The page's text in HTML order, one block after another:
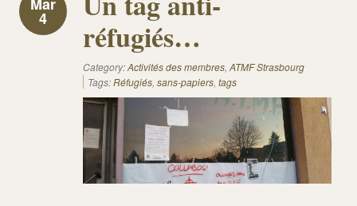
Mar
4
réfugiés…
Category:Activités des membres, ATMF Strasbourg
Tags:Réfugiés, sans-papiers, tags